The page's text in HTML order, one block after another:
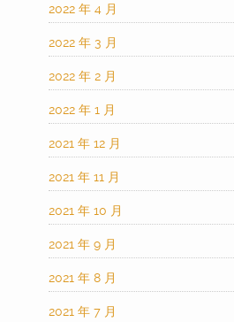
2022 年 4 月
2022 年 3 月
2022 年 2 月
2022 年 1 月
2021 年 12 月
2021 年 11 月
2021 年 10 月
2021 年 9 月
2021 年 8 月
2021 年 7 月